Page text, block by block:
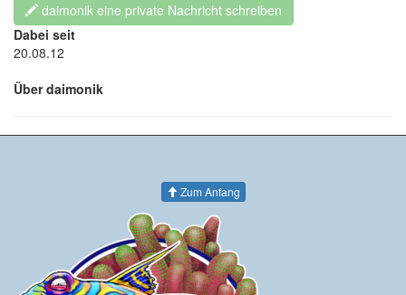
daimonik eine private Nachricht schreiben
Dabei seit
20.08.12
Über daimonik
Zum Anfang